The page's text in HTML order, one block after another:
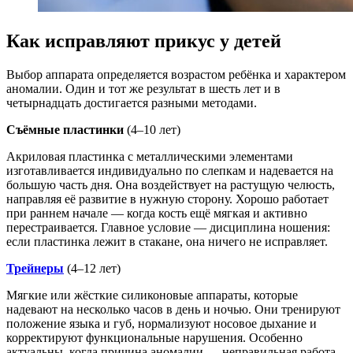
Как исправляют прикус у детей
Выбор аппарата определяется возрастом ребёнка и характером
аномалии. Один и тот же результат в шесть лет и в
четырнадцать достигается разными методами.
Съёмные пластинки (4–10 лет)
Акриловая пластинка с металлическими элементами
изготавливается индивидуально по слепкам и надевается на
большую часть дня. Она воздействует на растущую челюсть,
направляя её развитие в нужную сторону. Хорошо работает
при раннем начале — когда кость ещё мягкая и активно
перестраивается. Главное условие — дисциплина ношения:
если пластинка лежит в стакане, она ничего не исправляет.
Трейнеры (4–12 лет)
Мягкие или жёсткие силиконовые аппараты, которые
надевают на несколько часов в день и ночью. Они тренируют
положение языка и губ, нормализуют носовое дыхание и
корректируют функциональные нарушения. Особенно